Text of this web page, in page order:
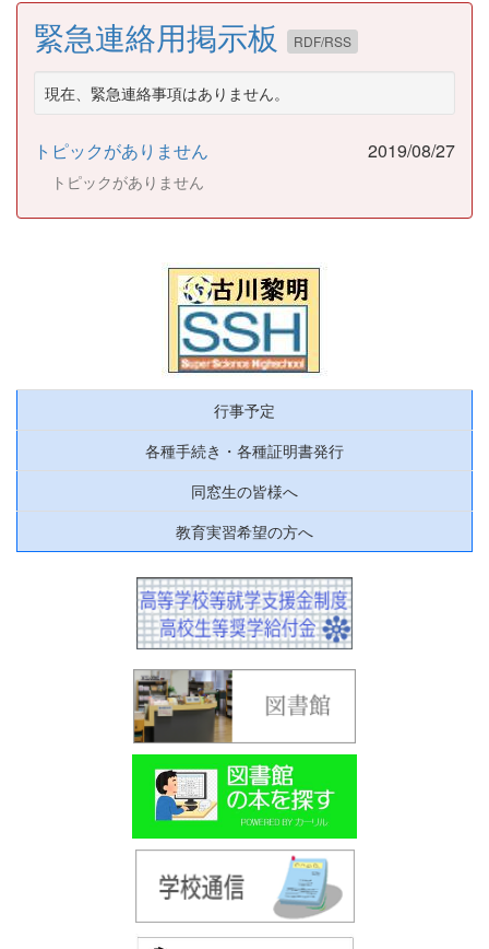
緊急連絡用掲示板 RDF/RSS
現在、緊急連絡事項はありません。
トピックがありません 2019/08/27
トピックがありません
行事予定
各種手続き・各種証明書発行
同窓生の皆様へ
教育実習希望の方へ